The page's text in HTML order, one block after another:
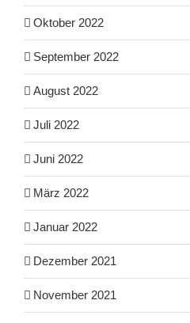
Oktober 2022
September 2022
August 2022
Juli 2022
Juni 2022
März 2022
Januar 2022
Dezember 2021
November 2021